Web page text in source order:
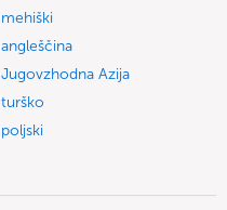
mehiški
angleščina
Jugovzhodna Azija
turško
poljski